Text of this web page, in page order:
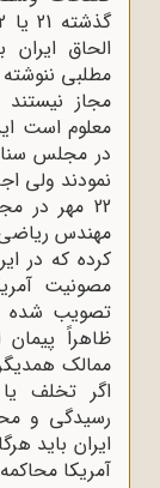
الحاق
مطلبی
مجاز
معلوم است
در مجلس
22 مهر
مهندس ریاضی
کرده که در
مصونیت
تصویب شده
ظاهراً
ممالک
اگر تخلف
رسیدگی و
ایران باید
آمریکا